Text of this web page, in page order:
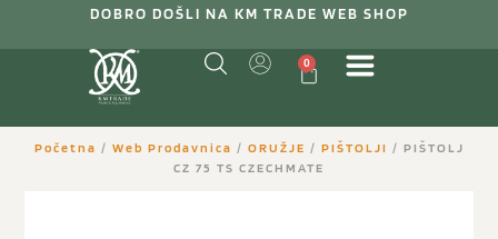
DOBRO DOŠLI NA KM TRADE WEB SHOP
0
Početna / Web Prodavnica / ORUŽJE / PIŠTOLJI / PIŠTOLJ
CZ 75 TS CZECHMATE